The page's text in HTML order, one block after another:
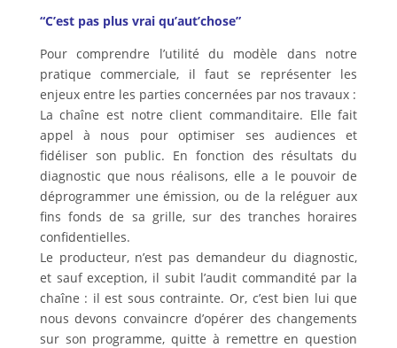
“C’est pas plus vrai qu’aut’chose”
Pour comprendre l’utilité du modèle dans notre
pratique commerciale, il faut se représenter les
enjeux entre les parties concernées par nos travaux :
La chaîne est notre client commanditaire. Elle fait
appel à nous pour optimiser ses audiences et
fidéliser son public. En fonction des résultats du
diagnostic que nous réalisons, elle a le pouvoir de
déprogrammer une émission, ou de la reléguer aux
fins fonds de sa grille, sur des tranches horaires
confidentielles.
Le producteur, n’est pas demandeur du diagnostic,
et sauf exception, il subit l’audit commandité par la
chaîne : il est sous contrainte. Or, c’est bien lui que
nous devons convaincre d’opérer des changements
sur son programme, quitte à remettre en question